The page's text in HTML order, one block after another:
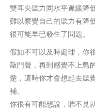
雙耳尖聽力同水平遲緩降
難以察覺自己的聽力有降
很可能早已發生了問題。
假如不可以及時處理，你
敲門聲，再到感覺不上鳥
楚，這時你才會想起去聽
補。
你很有可能想說，聽不見